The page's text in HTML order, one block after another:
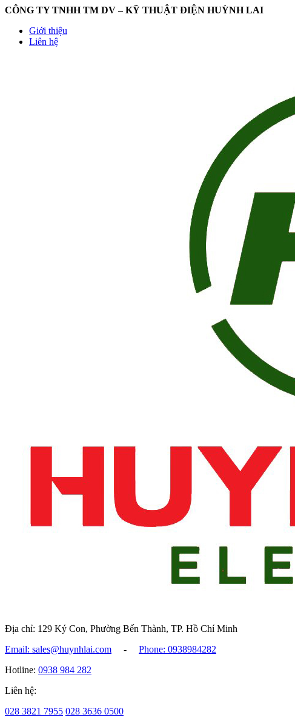
CÔNG TY TNHH TM DV – KỸ THUẬT ĐIỆN HUỲNH LAI
Giới thiệu
Liên hệ
Địa chỉ: 129 Ký Con, Phường Bến Thành, TP. Hồ Chí Minh
Email: sales@huynhlai.com
-
Phone: 0938984282
Hotline: 0938 984 282
Liên hệ:
028 3821 7955 028 3636 0500